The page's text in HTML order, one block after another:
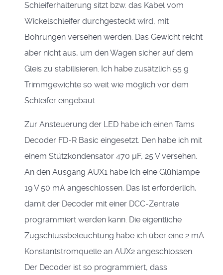
Schleiferhalterung sitzt bzw. das Kabel vom
Wickelschleifer durchgesteckt wird, mit
Bohrungen versehen werden. Das Gewicht reicht
aber nicht aus, um den Wagen sicher auf dem
Gleis zu stabilisieren. Ich habe zusätzlich 55 g
Trimmgewichte so weit wie möglich vor dem
Schleifer eingebaut.
Zur Ansteuerung der LED habe ich einen Tams
Decoder FD-R Basic eingesetzt. Den habe ich mit
einem Stützkondensator 470 µF, 25 V versehen.
An den Ausgang AUX1 habe ich eine Glühlampe
19 V 50 mA angeschlossen. Das ist erforderlich,
damit der Decoder mit einer DCC-Zentrale
programmiert werden kann. Die eigentliche
Zugschlussbeleuchtung habe ich über eine 2 mA
Konstantstromquelle an AUX2 angeschlossen.
Der Decoder ist so programmiert, dass